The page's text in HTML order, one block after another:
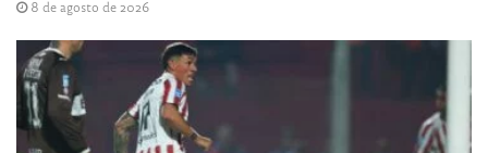
8 de agosto de 2026